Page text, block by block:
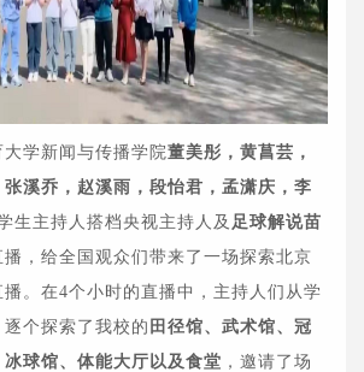
学新闻与传播学院董美彤，黄菖芸，
溪乔，赵溪雨，段怡君，孟潇庆，李
生主持人搭档央视主持人及 足球解说苗
播，给全国观众们带来了一场探索北京
。在4个小时的直播中，主持人们从学
个探索了我校的 田径馆、武术馆、冠
球馆、体能大厅以及食堂 ，邀请了场